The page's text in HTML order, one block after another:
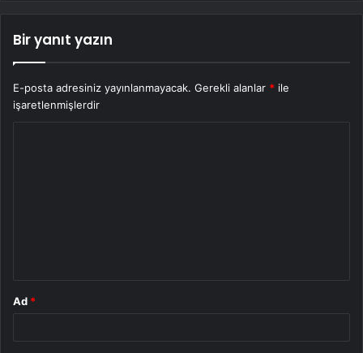
Bir yanıt yazın
E-posta adresiniz yayınlanmayacak. Gerekli alanlar * ile
işaretlenmişlerdir
Ad *